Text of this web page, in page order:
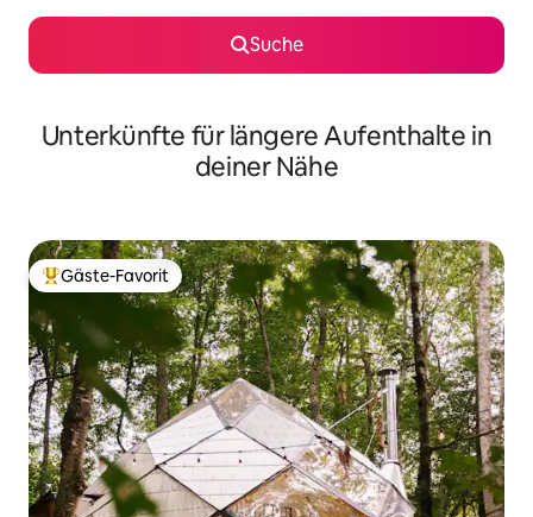
Suche
Unterkünfte für längere Aufenthalte in
deiner Nähe
Beliebter Gäste-Favorit.
Gäste-Favorit